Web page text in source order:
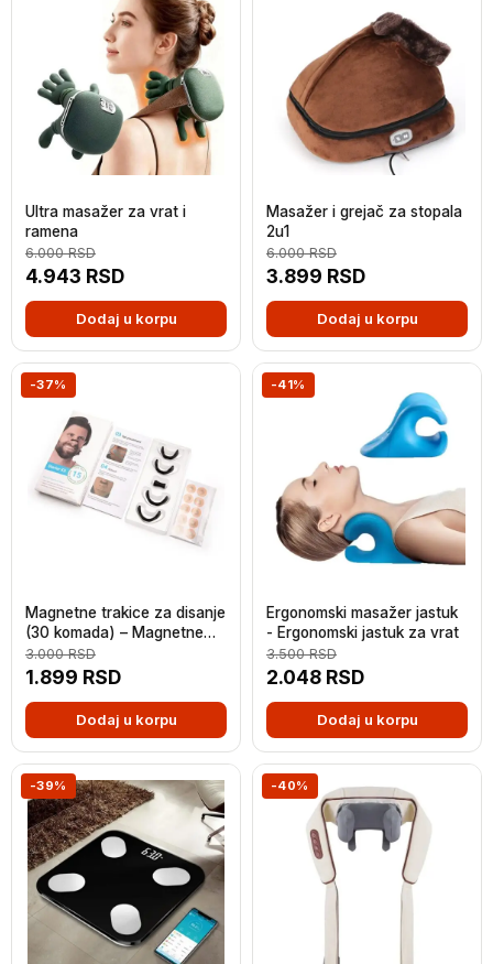
Ultra masažer za vrat i
ramena
4.943 RSD
6.000RSD
Dodaj u korpu
Masažer i grejač za stopala
2u1
3.899 RSD
6.000RSD
Dodaj u korpu
-37%
Magnetne trakice za disanje
(30 komada) – Magnetne
trakice protiv hrkanja
1.899 RSD
3.000RSD
Dodaj u korpu
-41%
Ergonomski masažer jastuk
- Ergonomski jastuk za vrat
2.048 RSD
3.500RSD
Dodaj u korpu
-39% -40%